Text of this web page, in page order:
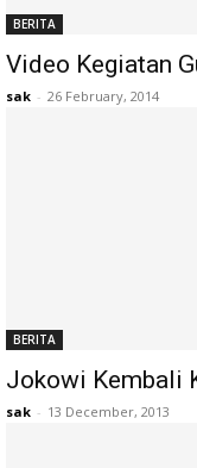
BERITA
Video Kegiatan
sak - 26 February, 2014
BERITA
Jokowi Kembali
sak - 13 December, 2013